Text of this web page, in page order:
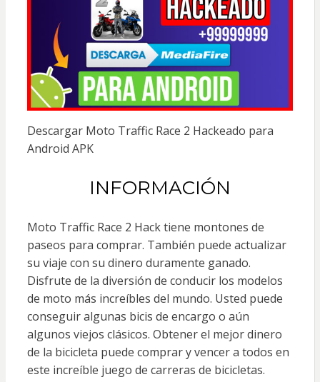
Descargar Moto Traffic Race 2 Hackeado para
Android APK
INFORMACIÓN
Moto Traffic Race 2 Hack tiene montones de
paseos para comprar. También puede actualizar
su viaje con su dinero duramente ganado.
Disfrute de la diversión de conducir los modelos
de moto más increíbles del mundo. Usted puede
conseguir algunas bicis de encargo o aún
algunos viejos clásicos. Obtener el mejor dinero
de la bicicleta puede comprar y vencer a todos en
este increíble juego de carreras de bicicletas.